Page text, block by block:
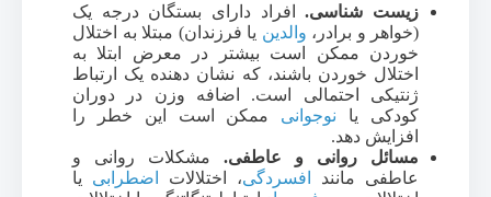
زیست شناسی.افراد دارای بستگان درجه یک
(خواهر و برادر، والدین یا فرزندان) مبتلا به اختلال
خوردن ممکن است بیشتر در معرض ابتلا به
اختلال خوردن باشند، که نشان دهنده یک ارتباط
ژنتیکی احتمالی است. اضافه وزن در دوران
کودکی یا نوجوانی ممکن است این خطر را
افزایش دهد.
مسائل روانی و عاطفی. مشکلات روانی و
عاطفی مانند
افسردگی، اختلالات اضطرابی یا